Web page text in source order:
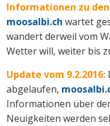
Informationen zu
moosalbi.ch wartet
wandert derweil vom
Wetter will, weiter bis
Update vom 9.2.2016:
abgelaufen,
Informationen über
Neuigkeiten werden